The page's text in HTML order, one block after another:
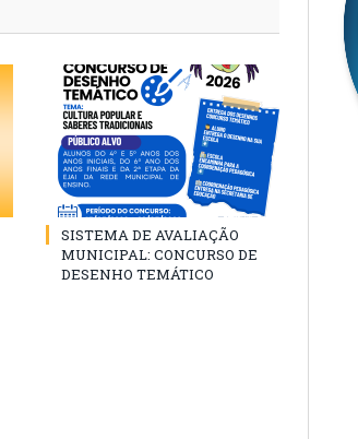
SISTEMA DE AVALIAÇÃO
MUNICIPAL: CONCURSO DE
DESENHO TEMÁTICO